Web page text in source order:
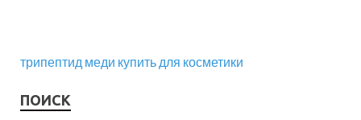
трипептид меди купить для косметики
ПОИСК